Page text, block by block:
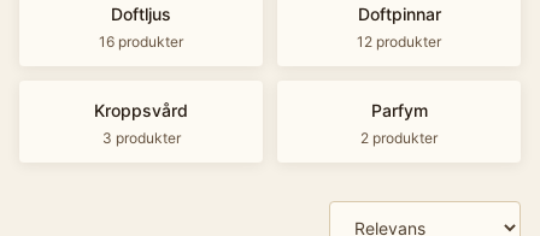
Doftljus
16 produkter
Doftpinnar
12 produkter
Kroppsvård
3 produkter
Parfym
2 produkter